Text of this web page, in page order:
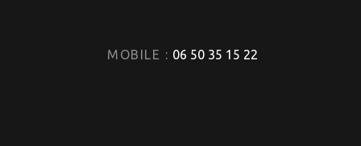
MOBILE : 06 50 35 15 22